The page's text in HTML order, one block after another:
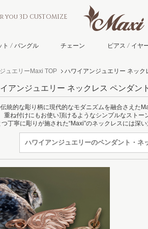
3D CUSTOMIZE
ト / バングル チェーン ピアス / イヤ
ュエリーMaxi TOP ハワイアンジュエリー ネッ
アンジュエリー ネックレス ペンダン
統的な彫り柄に現代的なモダニズムを融合さえた
重ね付けにもお使い頂けるようなシンプルなストー
丁寧に彫りが施された“Maxi”のネックレスには深
ハワイアンジュエリーのペンダント・ネ